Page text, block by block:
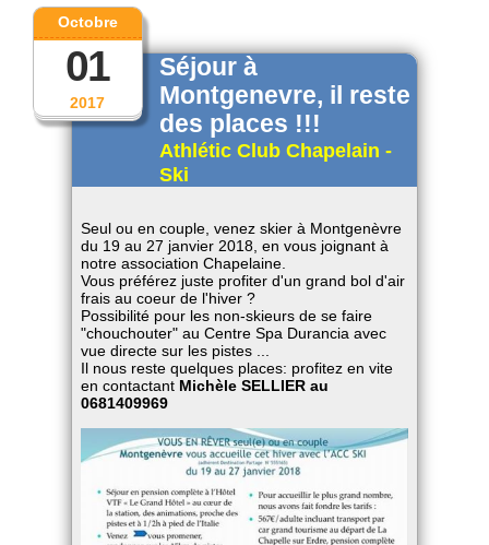
2017
Octobre
01
Séjour à
Montgenevre, il reste
des places !!!
Athlétic Club Chapelain -
Ski
Seul ou en couple, venez skier à Montgenèvre
du 19 au 27 janvier 2018, en vous joignant à
notre association Chapelaine.
Vous préférez juste profiter d'un grand bol d'air
frais au coeur de l'hiver ?
Possibilité pour les non-skieurs de se faire
"chouchouter" au Centre Spa Durancia avec
vue directe sur les pistes ...
Il nous reste quelques places: profitez en vite
en contactant Michèle SELLIER au
0681409969